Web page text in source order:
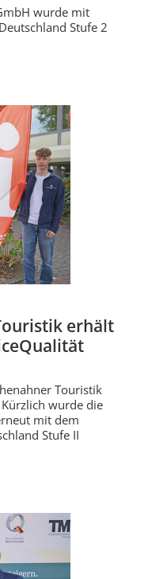
wurde mit
Stufe 2
erhält
Touristik
wurde die
mit dem
Stufe II